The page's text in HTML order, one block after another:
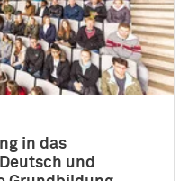
in das
und